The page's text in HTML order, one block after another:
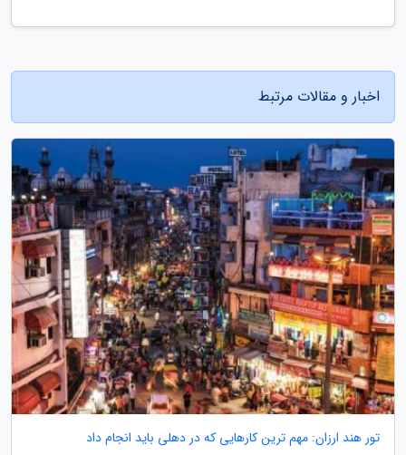
اخبار و مقالات مرتبط
تور هند ارزان: مهم ترین کارهایی که در دهلی باید انجام داد